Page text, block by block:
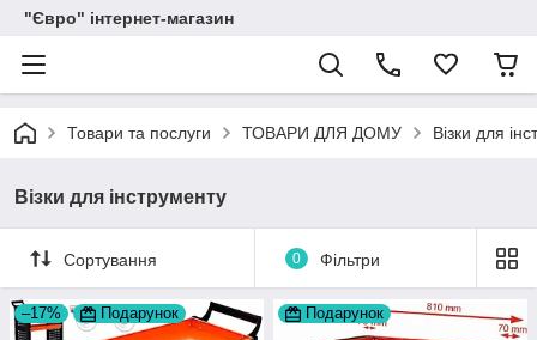
"Євро" інтернет-магазин
Товари та послуги ТОВАРИ ДЛЯ ДОМУ Візки для
Візки для інструменту
Сортування 0 Фільтри
–17% Подарунок Подарунок